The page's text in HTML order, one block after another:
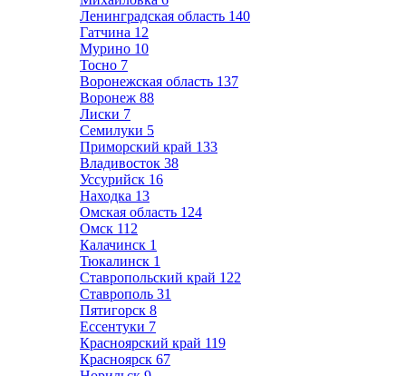
Ленинградская область 140
Гатчина 12
Мурино 10
Тосно 7
Воронежская область 137
Воронеж 88
Лиски 7
Семилуки 5
Приморский край 133
Владивосток 38
Уссурийск 16
Находка 13
Омская область 124
Омск 112
Калачинск 1
Тюкалинск 1
Ставропольский край 122
Ставрополь 31
Пятигорск 8
Ессентуки 7
Красноярский край 119
Красноярск 67